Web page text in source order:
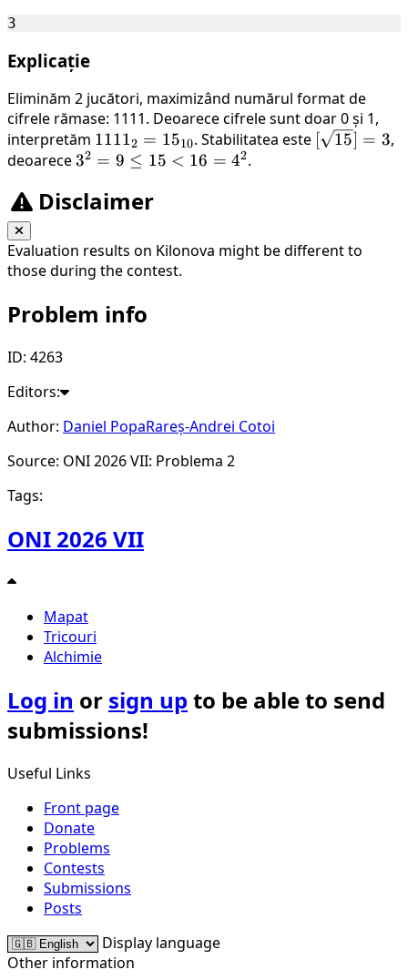
Explicație
Eliminăm 2 jucători, maximizând numărul format de
cifrele rămase: 1111. Deoarece cifrele sunt doar 0 și 1,
interpretăm 1111_2
=
11112 = 1510. Stabilitatea este [\sqrt{15}]
[ 15] = 3,
deoarece3^2
\le
<
16
=
4^2
32 = 9 ≤ 15 < 16 = 42.
Disclaimer
Evaluation results on Kilonova might be different to
those during the contest.
Problem info
ID: 4263
Editors:
Author: Daniel PopaRareș-Andrei Cotoi
Source: ONI 2026 VII: Problema 2
Tags:
ONI 2026 VII
Mapat
Tricouri
Alchimie
Log in or sign upto be able to send
submissions!
Useful Links
Front page
Donate
Problems
Contests
Submissions
Posts
Display language
Other information